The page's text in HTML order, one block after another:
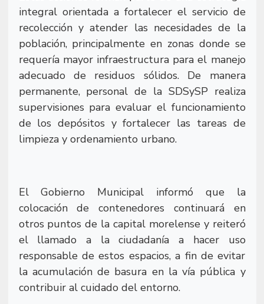
integral orientada a fortalecer el servicio de
recolección y atender las necesidades de la
población, principalmente en zonas donde se
requería mayor infraestructura para el manejo
adecuado de residuos sólidos. De manera
permanente, personal de la SDSySP realiza
supervisiones para evaluar el funcionamiento
de los depósitos y fortalecer las tareas de
limpieza y ordenamiento urbano.
El Gobierno Municipal informó que la
colocación de contenedores continuará en
otros puntos de la capital morelense y reiteró
el llamado a la ciudadanía a hacer uso
responsable de estos espacios, a fin de evitar
la acumulación de basura en la vía pública y
contribuir al cuidado del entorno.